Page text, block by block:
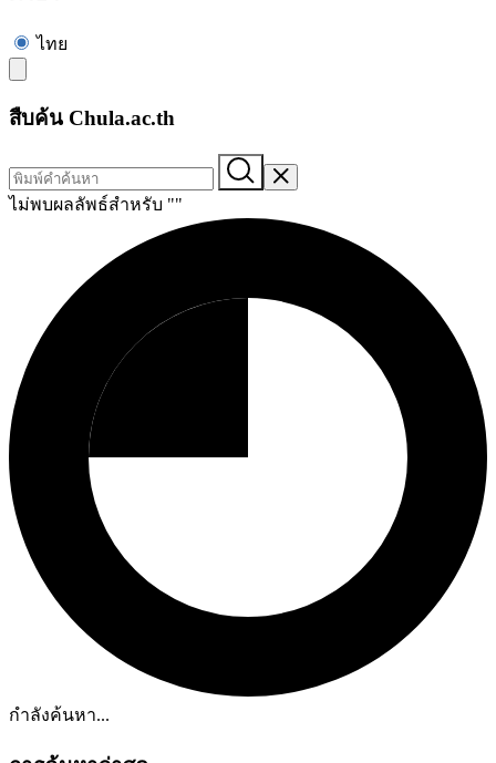
ไทย
สืบค้น Chula.ac.th
ไม่พบผลลัพธ์สำหรับ ""
กำลังค้นหา...